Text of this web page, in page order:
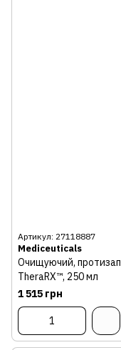
Артикул: 27118887
Mediceuticals
Очищуючий,
TheraRX™, 250 мл
1 515 грн